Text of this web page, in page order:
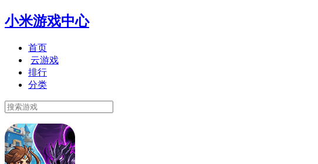
小米游戏中心
首页
云游戏
排行
分类